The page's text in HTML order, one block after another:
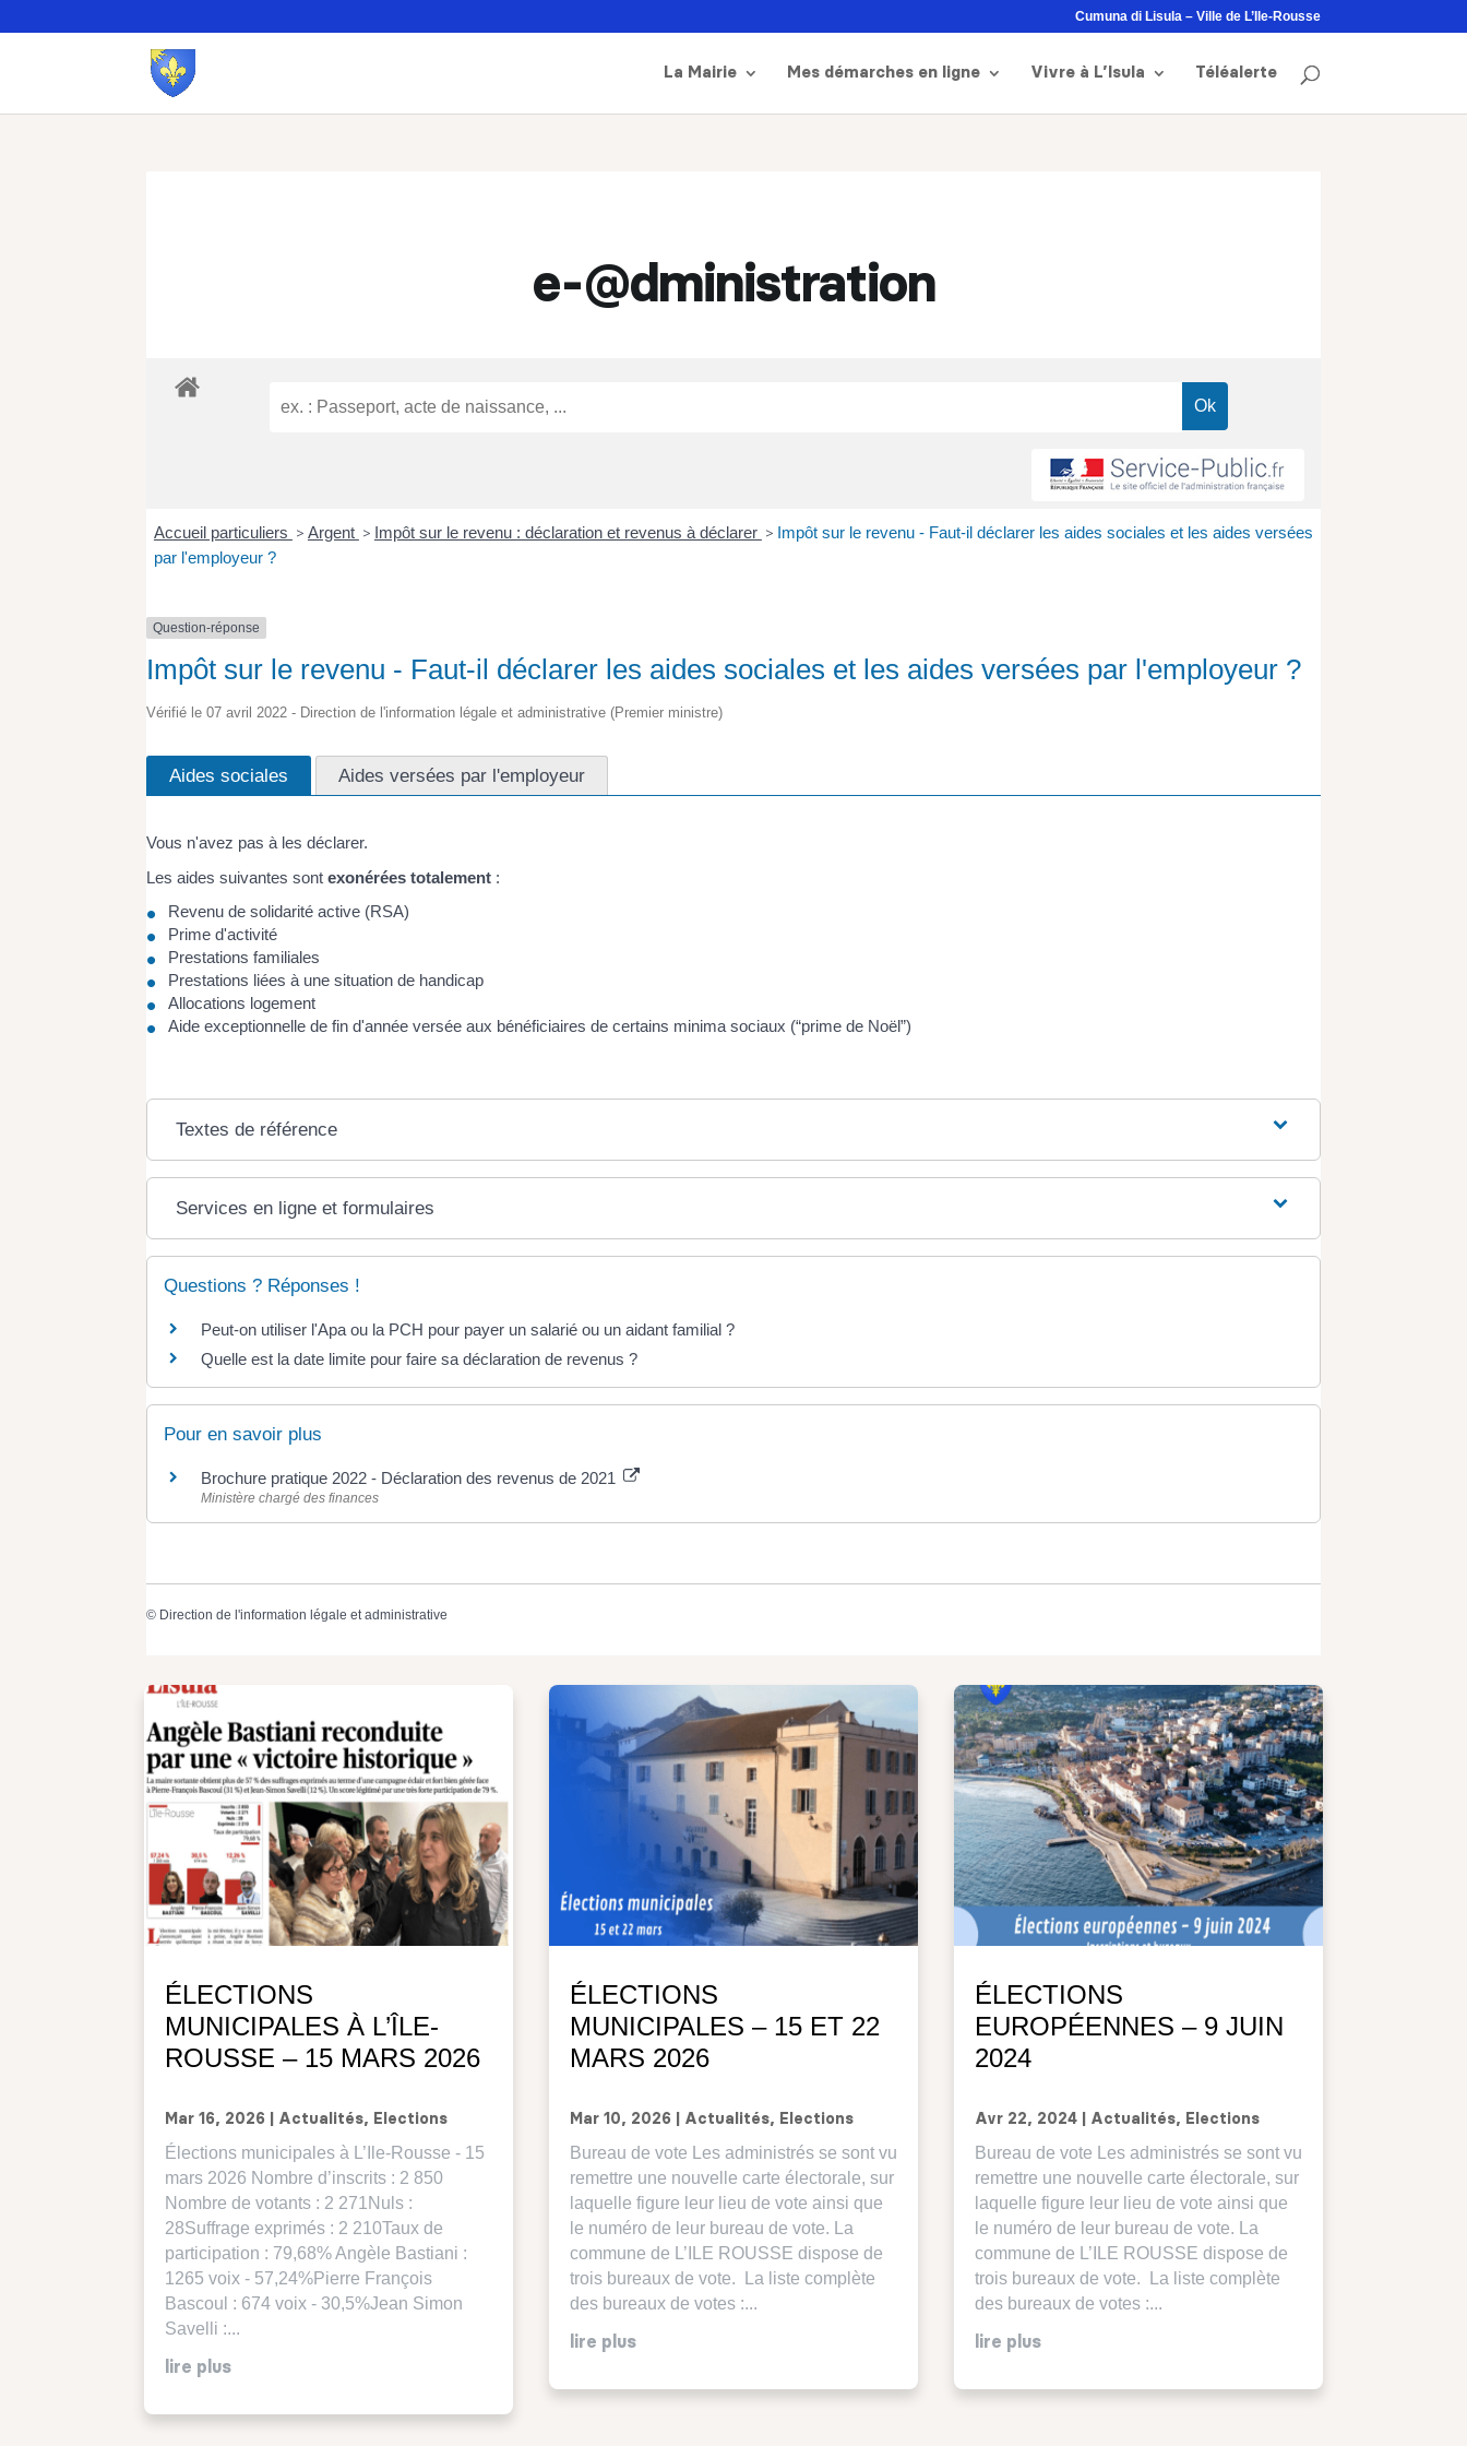
Cumuna di Lisula – Ville de L’Ile-Rousse
La Mairie Mes démarches en ligne Vivre à L’Isula Téléalerte
e-@dministration
Accueil particuliers > Argent > Impôt sur le revenu : déclaration et revenus à déclarer > Impôt sur le revenu - Faut-il déclarer les aides sociales et les aides versées
par l'employeur ?
Question-réponse
Impôt sur le revenu - Faut-il déclarer les aides sociales et les aides versées par l'employeur ?
Vérifié le 07 avril 2022 - Direction de l'information légale et administrative (Premier ministre)
Aides sociales Aides versées par l'employeur
Vous n'avez pas à les déclarer.
Les aides suivantes sontexonérées totalement :
Revenu de solidarité active (RSA)
Prime d'activité
Prestations familiales
Prestations liées à une situation de handicap
Allocations logement
Aide exceptionnelle de fin d'année versée aux bénéficiaires de certains minima sociaux (“prime de Noël”)
Textes de référence
Services en ligne et formulaires
Questions ? Réponses !
Peut-on utiliser l'Apa ou la PCH pour payer un salarié ou un aidant familial ?
Quelle est la date limite pour faire sa déclaration de revenus ?
Pour en savoir plus
Brochure pratique 2022 - Déclaration des revenus de 2021
Ministère chargé des finances
© Direction de l'information légale et administrative
ÉLECTIONS
MUNICIPALES À L’ÎLE-
ROUSSE – 15 MARS 2026
Mar 16, 2026 Actualités, Elections
Élections municipales à L’Ile-Rousse - 15
mars 2026 Nombre d’inscrits : 2 850
Nombre de votants : 2 271Nuls :
28Suffrage exprimés : 2 210Taux de
participation : 79,68% Angèle Bastiani :
1265 voix - 57,24%Pierre François
Bascoul : 674 voix - 30,5%Jean Simon
Savelli :...
lire plus
ÉLECTIONS
MUNICIPALES – 15 ET 22
MARS 2026
Mar 10, 2026| Actualités, Elections
Bureau de vote Les administrés se sont vu
remettre une nouvelle carte électorale, sur
laquelle figure leur lieu de vote ainsi que
le numéro de leur bureau de vote. La
commune de L’ILE ROUSSE dispose de
trois bureaux de vote. La liste complète
des bureaux de votes :...
lire plus
ÉLECTIONS
EUROPÉENNES – 9 JUIN
2024
Avr 22, 2024| Actualités, Elections
Bureau de vote Les administrés se sont vu
remettre une nouvelle carte électorale, sur
laquelle figure leur lieu de vote ainsi que
le numéro de leur bureau de vote. La
commune de L’ILE ROUSSE dispose de
trois bureaux de vote. La liste complète
des bureaux de votes :...
lire plus